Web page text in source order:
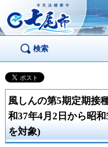
市民活躍都市 七尾
市
検索
風しんの第5期定期接
和37年4月2日から昭
を対象)